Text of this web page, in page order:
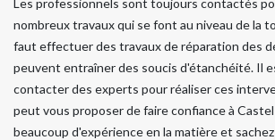
Les professionnels sont toujours contactés
nombreux travaux qui se font au niveau de la
faut effectuer des travaux de réparation des
peuvent entraîner des soucis d'étanchéité. Il
contacter des experts pour réaliser ces
peut vous proposer de faire confiance à
beaucoup d'expérience en la matière et